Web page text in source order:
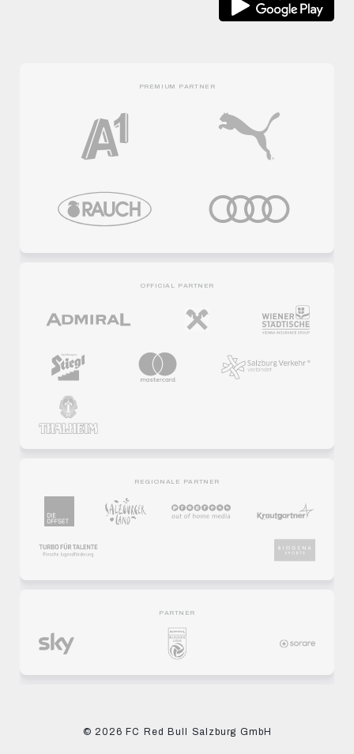
PREMIUM PARTNER
OFFICIAL PARTNER
REGIONALE PARTNER
PARTNER
© 2026 FC Red Bull Salzburg GmbH